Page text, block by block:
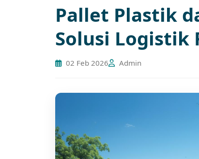
Pallet Plastik
Solusi Logistik
02 Feb 2026 Admin